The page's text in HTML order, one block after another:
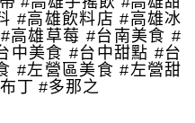
#高雄飲料店 #高雄冰
高雄草莓 #台南美食 #
中美食 #台中甜點 #台
#左營區美食 #左營甜
丁 #多那之